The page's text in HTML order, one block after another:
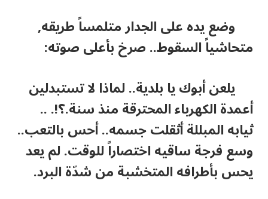
وضع يده على الجدار متلمساً طريقه,
متحاشياً السقوط.. صرخ بأعلى صوته:
يلعن أبوك يا بلدية.. لماذا لا تستبدلين
أعمدة الكهرباء المحترقة منذ سنة.؟!. ..
ثيابه المبللة أثقلت جسمه.. أحس بالتعب..
وسع فرجة ساقيه اختصاراً للوقت. لم يعد
يحس بأطرافه المتخشبة من شدّة البرد.